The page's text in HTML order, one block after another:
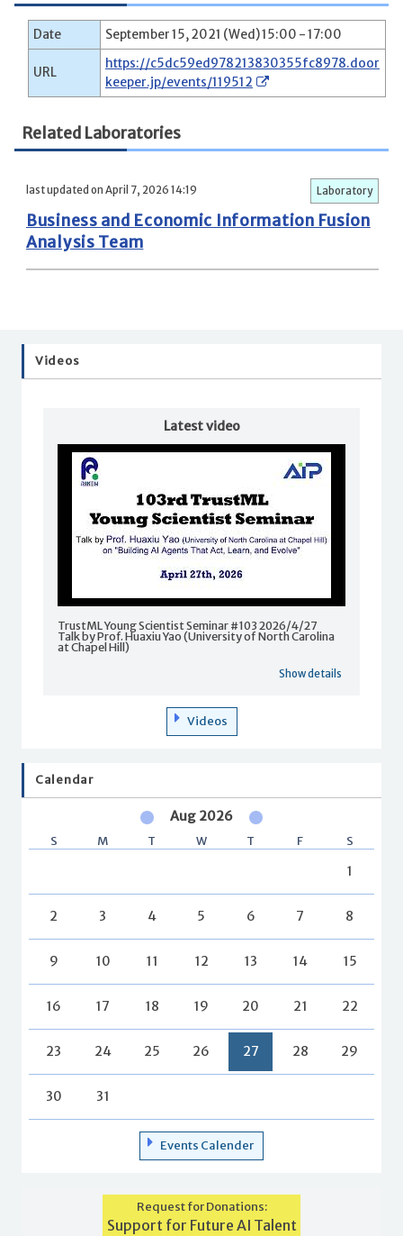
Date September 15, 2021 (Wed) 15:00 - 17:00
URL
https://c5dc59ed978213830355fc8978.door
keeper.jp/events/119512
Related Laboratories
last updated on April 7, 2026 14:19 Laboratory
Business and Economic Information Fusion
Analysis Team
Videos
Latest video
TrustML Young Scientist Seminar #103 2026/4/27
Talk by Prof. Huaxiu Yao (University of North Carolina
at Chapel Hill)
Show details
Videos
Calendar
Aug 2026
S M T W T F S
1
2 3 4 5 6 7 8
9 10 11 12 13 14 15
16 17 18 19 20 21 22
23 24 25 26 27 28 29
30 31
Events Calender
Request for Donations:
Support for Future AI Talent